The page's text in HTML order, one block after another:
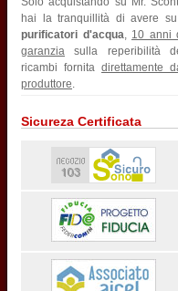
hai la tranquillità di avere
purificatori d'acqua, 10 anni
garanzia sulla reperibilità
ricambi fornita direttamente
produttore.
Sicureza Certificata